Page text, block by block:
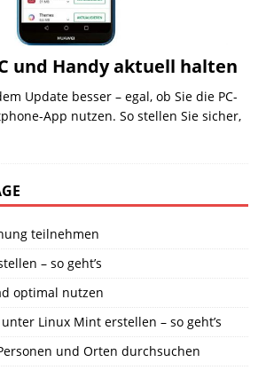
und Handy aktuell halten
Update besser – egal, ob Sie die PC-
App nutzen. So stellen Sie sicher,
teilnehmen
– so geht’s
optimal nutzen
Linux Mint erstellen – so geht’s
und Orten durchsuchen